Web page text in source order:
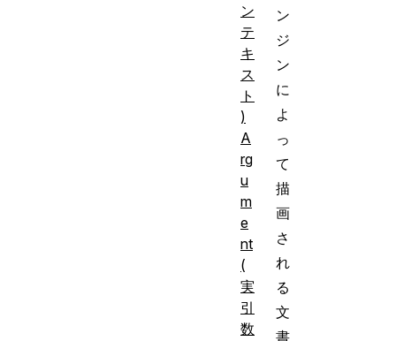
ン
ジ
ン
に
よ
っ
て
描
画
さ
れ
る
文
書
ン
テ
キ
ス
ト
)
A
rg
u
m
e
nt
(
実
引
数